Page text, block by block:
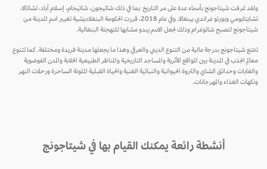
ولقد عُرفت شيتاجونج بأسماء عدة على مر التاريخ بما في ذلك شاتيجون، شاتيجام، إسلام آباد، تشاتالا،
تشايتابومي وبورتو غراندي بينغالا. وفي عام 2018، قررت الحكومة البنغلاديشية تغيير اسم المدينة من
شيتاجونج لتصبح شاتوغرام وذلك لجعل الاسم يبدو مشابها للتهجئة البنغالية.
تتمتع شيتاجونج بدرجة عالية من التنوع الديني والعرقي وهذا ما يجعلها مدينة فريدة ومختلفة. كما تتنوع
معالم الجذب في المدينة بين المواقع الأثرية والمساجد التاريخية والمناظر الطبيعية الخلابة والمدن الفوضوية
والغابات وحدائق الشاي والثروة الحيوانية والنباتية الغنية والحياة القبلية الملونة الساحرة ورحلات النهر
ونكهات الغذاء والمهرجانات.
أنشطة رائعة يمكنك القيام بها في شيتاجونج